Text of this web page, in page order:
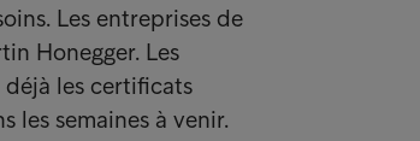
Les entreprises de
Honegger. Les
les certificats
les semaines à venir.